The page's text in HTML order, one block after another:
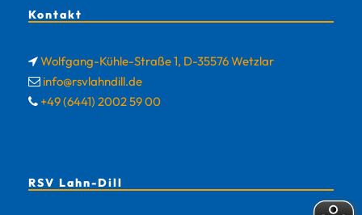
Kontakt
Wolfgang-Kühle-Straße 1, D-35576 Wetzlar
info@rsvlahndill.de
+49 (6441) 2002 59 00
RSV Lahn-Dill